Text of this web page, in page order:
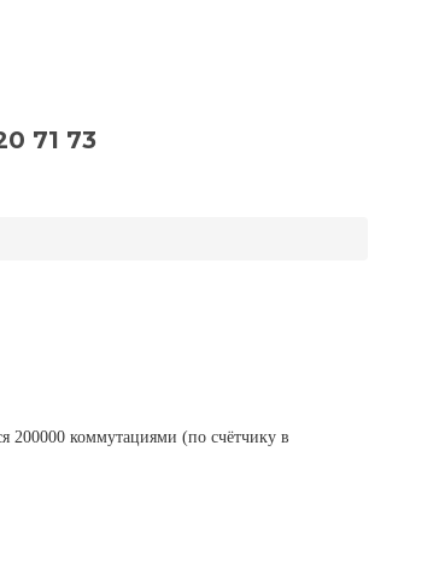
71 73
200000 коммутациями (по счётчику в